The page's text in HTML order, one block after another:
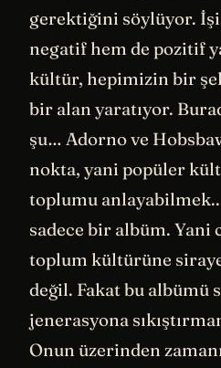
gerektiğini söylüyor.
negatif hem de pozitif
kültür, hepimizin bir
bir alan yaratıyor.
şu… Adorno ve
nokta, yani popüler
toplumu
sadece bir albüm. Yani
toplum kültürüne
değil. Fakat bu albümü
jenerasyona
Onun üzerinden